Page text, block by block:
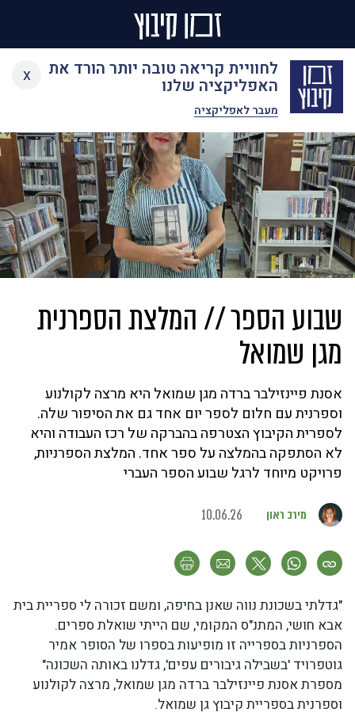
לחוויית קריאה טובה יותר הורד את
האפליקציה שלנו
מעבר לאפליקציה
x
Skip
content
שבוע הספר // המלצת הספרנית
מגן שמואל
אסנת פיינזילבר ברדה מגן שמואל היא מרצה לקולנוע
וספרנית עם חלום לספר יום אחד גם את הסיפור שלה.
לספרית הקיבוץ הצטרפה בהברקה של רכז העבודה והיא
לא הסתפקה בהמלצה על ספר אחד. המלצת הספרניות,
פרויקט מיוחד לרגל שבוע הספר העברי
מירב ראון 10.06.26
"גדלתי בשכונת נווה שאנן בחיפה, ומשם זכורה לי ספריית בית
אבא חושי, המתנ"ס המקומי, שם הייתי שואלת ספרים.
הספרניות בספרייה זו מופיעות בספרו של הסופר אמיר
גוטפרויד 'בשבילה גיבורים עפים', גדלנו באותה השכונה"
מספרת אסנת פיינזילבר ברדה מגן שמואל, מרצה לקולנוע
וספרנית בספריית קיבוץ גן שמואל.